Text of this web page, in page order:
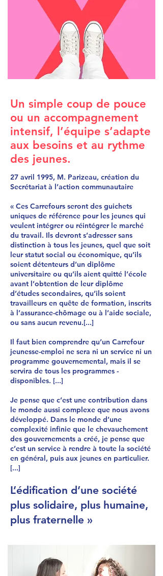
Un simple coup de pouce
ou un accompagnement
intensif, l’équipe s’adapte
aux besoins et au rythme
des jeunes.
27 avril 1995, M. Parizeau, création du
Secrétariat à l’action communautaire
« Ces Carrefours seront des guichets
uniques de référence pour les jeunes qui
veulent intégrer ou réintégrer le marché
du travail. Ils devront s’adresser sans
distinction à tous les jeunes, quel que soit
leur statut social ou économique, qu’ils
soient détenteurs d’un diplôme
universitaire ou qu’ils aient quitté l’école
avant l’obtention de leur diplôme
d’études secondaires, qu’ils soient
travailleurs en quête de formation, inscrits
à l’assurance-chômage ou à l’aide sociale,
ou sans aucun revenu.[...]
Il faut bien comprendre qu’un Carrefour
jeunesse-emploi ne sera ni un service ni un
programme gouvernemental, mais il se
servira de tous les programmes ­
disponibles. [...]
Je pense que c’est une contribution dans
le monde aussi complexe que nous avons
développé. Dans le monde d’une
complexité infinie que le chevauchement
des gouvernements a créé, je pense que
c’est un service à rendre à toute la société
en général, puis aux jeunes en ­particulier.
[...]
L’édification d’une société
plus solidaire, plus humaine,
plus fraternelle »